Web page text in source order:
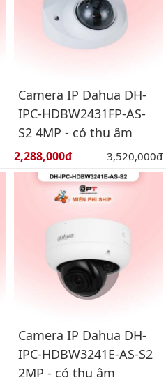
Camera IP Dahua DH-
IPC-HDBW2431FP-AS-
S2 4MP - có thu âm
Giá bán:
2,288,000đ Giá gốc:
3,520,000đ
Camera IP Dahua DH-
IPC-HDBW3241E-AS-S2
2MP - có thu âm